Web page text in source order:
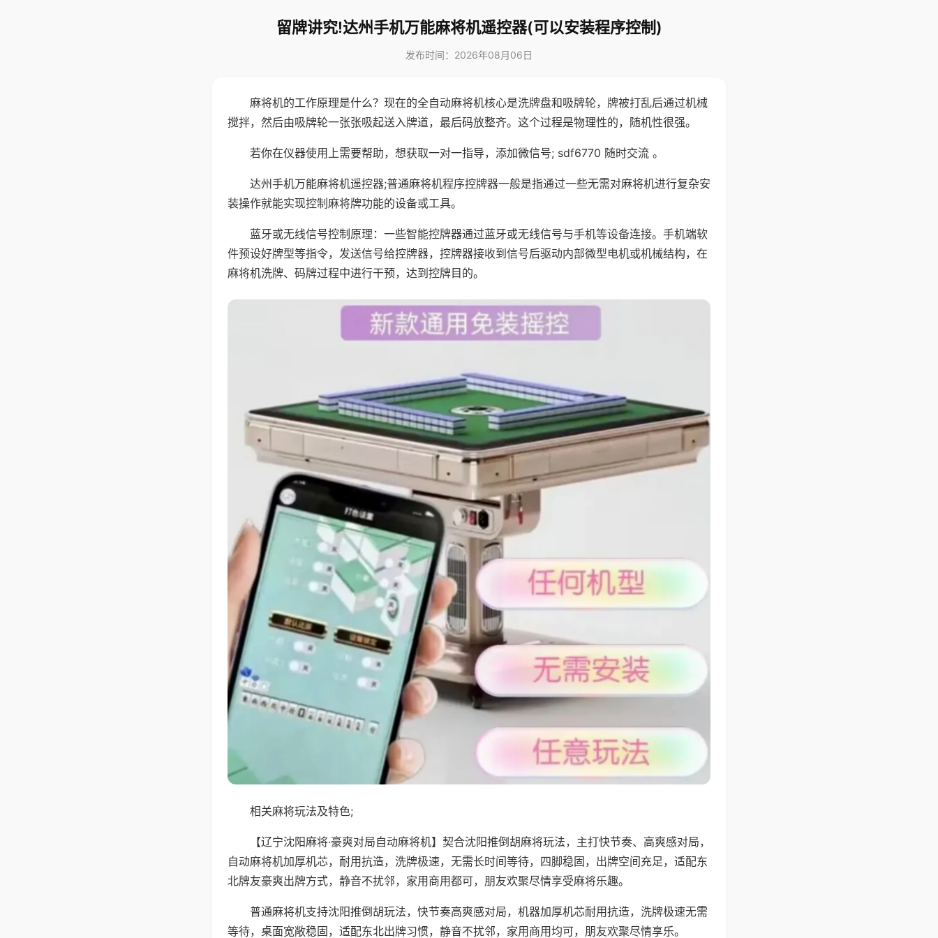
留牌讲究!达州手机万能麻将机遥控器(可以安装程序控制)
发布时间：2026年08月06日
麻将机的工作原理是什么？现在的全自动麻将机核心是洗牌盘和吸牌轮，牌被打乱后通过机械
搅拌，然后由吸牌轮一张张吸起送入牌道，最后码放整齐。这个过程是物理性的，随机性很强。
若你在仪器使用上需要帮助，想获取一对一指导，添加微信号; sdf6770 随时交流 。
达州手机万能麻将机遥控器;普通麻将机程序控牌器一般是指通过一些无需对麻将机进行复杂安
装操作就能实现控制麻将牌功能的设备或工具。
蓝牙或无线信号控制原理：一些智能控牌器通过蓝牙或无线信号与手机等设备连接。手机端软
件预设好牌型等指令，发送信号给控牌器，控牌器接收到信号后驱动内部微型电机或机械结构，在
麻将机洗牌、码牌过程中进行干预，达到控牌目的。
相关麻将玩法及特色;
【辽宁沈阳麻将·豪爽对局自动麻将机】契合沈阳推倒胡麻将玩法，主打快节奏、高爽感对局，
自动麻将机加厚机芯，耐用抗造，洗牌极速，无需长时间等待，四脚稳固，出牌空间充足，适配东
北牌友豪爽出牌方式，静音不扰邻，家用商用都可，朋友欢聚尽情享受麻将乐趣。
普通麻将机支持沈阳推倒胡玩法，快节奏高爽感对局，机器加厚机芯耐用抗造，洗牌极速无需
等待，桌面宽敞稳固，适配东北出牌习惯，静音不扰邻，家用商用均可，朋友欢聚尽情享乐。